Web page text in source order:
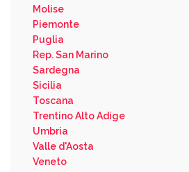
Molise
Piemonte
Puglia
Rep. San Marino
Sardegna
Sicilia
Toscana
Trentino Alto Adige
Umbria
Valle d'Aosta
Veneto